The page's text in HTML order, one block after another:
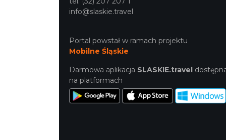
info@slaskie.travel
Portal powstał w ramach projektu
Mobilne Śląskie
Darmowa aplikacja SLASKIE.travel
na platformach